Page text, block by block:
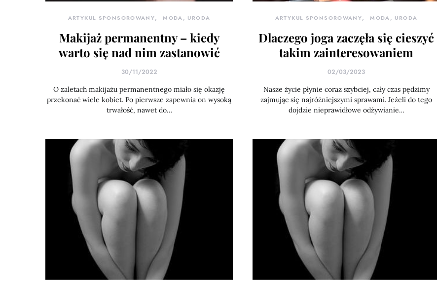
ARTYKUŁ SPONSOROWANY MODA, URODA
Makijaż permanentny – kiedy
warto się nad nim zastanowić
30/11/2022
O zaletach makijażu permanentnego miało się okazję
przekonać wiele kobiet. Po pierwsze zapewnia on wysoką
trwałość, nawet do…
ARTYKUŁ SPONSOROWANY MODA, URODA
Dlaczego joga zaczęła się cieszyć
takim zainteresowaniem
02/03/2023
Nasze życie płynie coraz szybciej, cały czas pędzimy
zajmując się najróżniejszymi sprawami. Jeżeli do tego
dojdzie nieprawidłowe odżywianie…